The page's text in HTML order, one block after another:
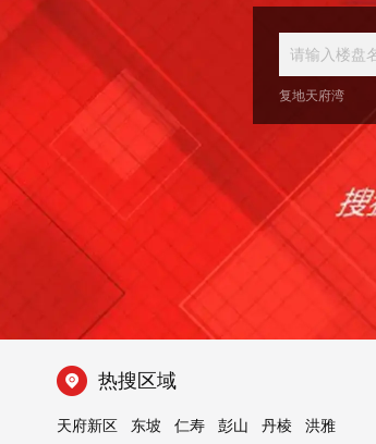
复地天府湾
热搜区域
天府新区 东坡 仁寿 彭山 丹棱
洪雅